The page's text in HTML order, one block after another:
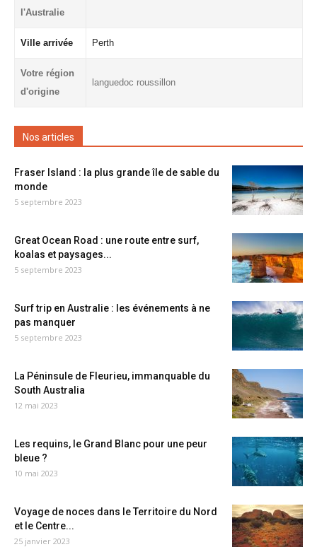
l'Australie
Ville arrivée Perth
Votre région
d'origine
languedoc roussillon
Nos articles
Fraser Island : la plus grande île de sable du
monde
5 septembre 2023
Great Ocean Road : une route entre surf,
koalas et paysages...
5 septembre 2023
Surf trip en Australie : les événements à ne
pas manquer
5 septembre 2023
La Péninsule de Fleurieu, immanquable du
South Australia
12 mai 2023
Les requins, le Grand Blanc pour une peur
bleue ?
10 mai 2023
Voyage de noces dans le Territoire du Nord
et le Centre...
25 janvier 2023